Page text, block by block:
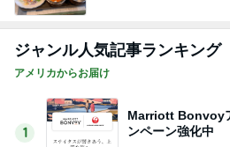
ジャンル人気記事ランキング
アメリカからお届け
1
Marriott Bonvoy
ンペーン強化中